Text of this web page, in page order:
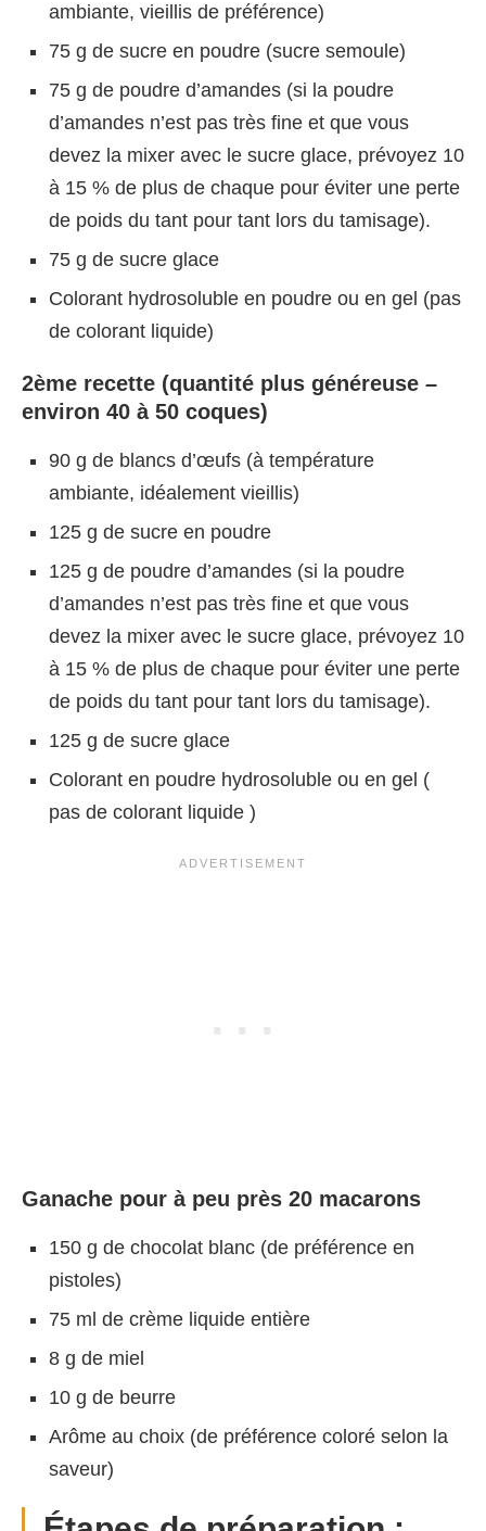
ambiante, vieillis de préférence)
75 g de sucre en poudre (sucre semoule)
75 g de poudre d’amandes (si la poudre
d’amandes n’est pas très fine et que vous
devez la mixer avec le sucre glace, prévoyez 10
à 15 % de plus de chaque pour éviter une perte
de poids du tant pour tant lors du tamisage).
75 g de sucre glace
Colorant hydrosoluble en poudre ou en gel (pas
de colorant liquide)
2ème recette (quantité plus généreuse –
environ 40 à 50 coques)
90 g de blancs d’œufs (à température
ambiante, idéalement vieillis)
125 g de sucre en poudre
125 g de poudre d’amandes (si la poudre
d’amandes n’est pas très fine et que vous
devez la mixer avec le sucre glace, prévoyez 10
à 15 % de plus de chaque pour éviter une perte
de poids du tant pour tant lors du tamisage).
125 g de sucre glace
Colorant en poudre hydrosoluble ou en gel (
pas de colorant liquide )
Ganache pour à peu près 20 macarons
150 g de chocolat blanc (de préférence en
pistoles)
75 ml de crème liquide entière
8 g de miel
10 g de beurre
Arôme au choix (de préférence coloré selon la
saveur)